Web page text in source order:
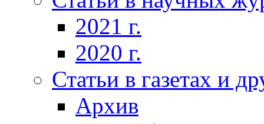
2021 г.
2020 г.
Статьи в газетах и
Архив